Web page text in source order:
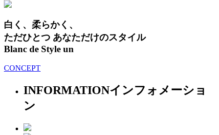
白く、柔らかく、
ただひとつ あなただけのスタイル
Blanc de Style un
CONCEPT
INFORMATIONインフォメーショ
ン